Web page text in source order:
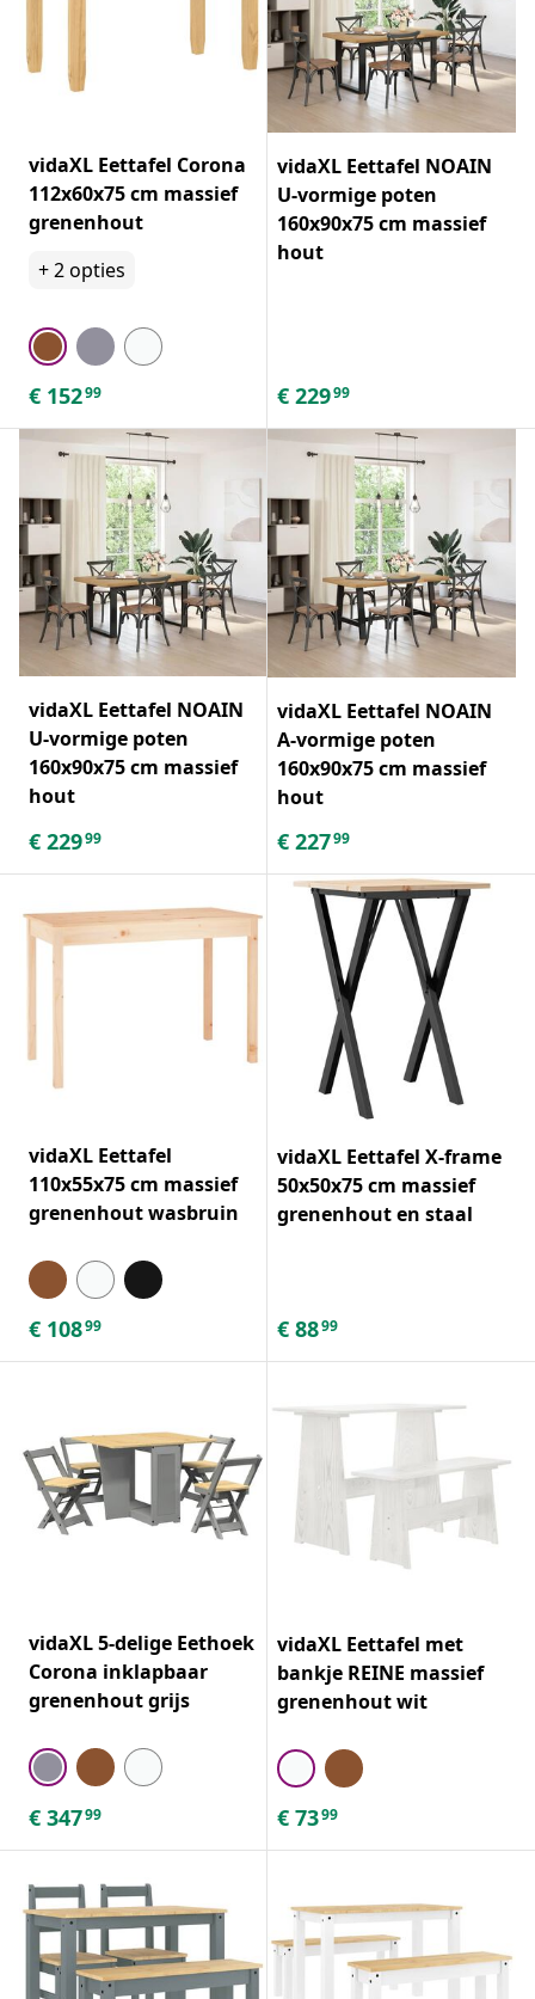
vidaXL Eettafel Corona
112x60x75 cm massief
grenenhout
+2opties
€ 15299
vidaXL Eettafel NOAIN
U-vormige poten
160x90x75 cm massief
hout
€ 22999
vidaXL Eettafel NOAIN
U-vormige poten
160x90x75 cm massief
hout
€ 22999
vidaXL Eettafel NOAIN
A-vormige poten
160x90x75 cm massief
hout
€ 22799
vidaXL Eettafel
110x55x75 cm massief
grenenhout wasbruin
€ 10899
vidaXL Eettafel X-frame
50x50x75 cm massief
grenenhout en staal
€ 8899
vidaXL 5-delige Eethoek
Corona inklapbaar
grenenhout grijs
€ 34799
vidaXL Eettafel met
bankje REINE massief
grenenhout wit
€ 7399